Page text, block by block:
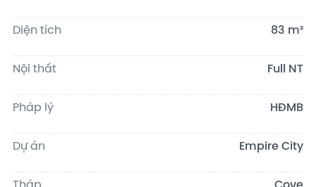
Diện tích 83 m²
Nội thất Full NT
Pháp lý HĐMB
Dự án Empire City